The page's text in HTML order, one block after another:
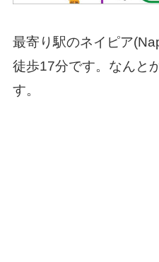
最寄り駅のネイピア
徒歩17分です。なんと
す。